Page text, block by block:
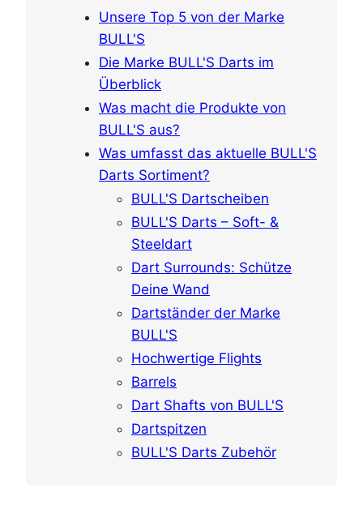
Unsere Top 5 von der Marke
BULL'S
Die Marke BULL'S Darts im
Überblick
Was macht die Produkte von
BULL'S aus?
Was umfasst das aktuelle BULL'S
Darts Sortiment?
BULL'S Dartscheiben
BULL'S Darts – Soft- &
Steeldart
Dart Surrounds: Schütze
Deine Wand
Dartständer der Marke
BULL'S
Hochwertige Flights
Barrels
Dart Shafts von BULL'S
Dartspitzen
BULL'S Darts Zubehör